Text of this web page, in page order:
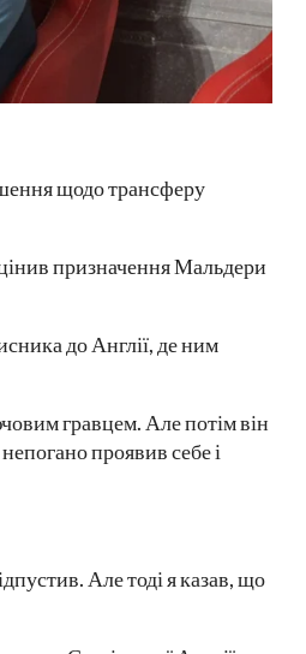
щодо трансферу
призначення Мальдери
до Англії, де ним
гравцем. Але потім він
проявив себе і
Але тоді я казав, що